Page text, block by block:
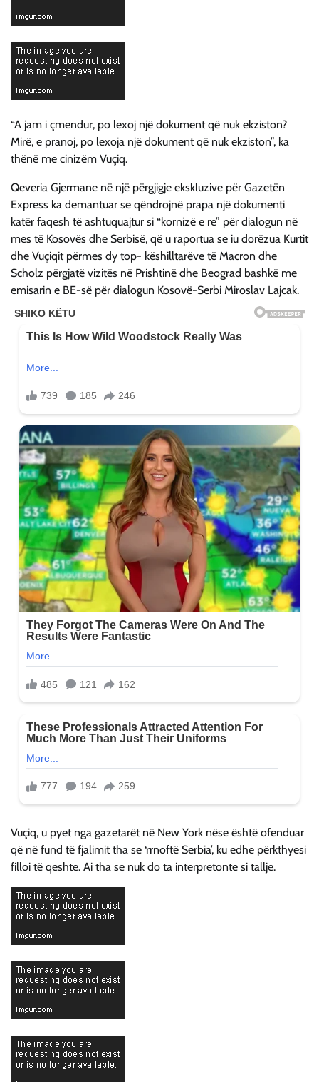
“A jam i çmendur, po lexoj një dokument që nuk ekziston?
Mirë, e pranoj, po lexoja një dokument që nuk ekziston”, ka
thënë me cinizëm Vuçiq.
Qeveria Gjermane në një përgjigje ekskluzive për Gazetën
Express ka demantuar se qëndrojnë prapa një dokumenti
katër faqesh të ashtuquajtur si “kornizë e re” për dialogun në
mes të Kosovës dhe Serbisë, që u raportua se iu dorëzua Kurtit
dhe Vuçiqit përmes dy top- këshilltarëve të Macron dhe
Scholz përgjatë vizitës në Prishtinë dhe Beograd bashkë me
emisarin e BE-së për dialogun Kosovë-Serbi Miroslav Lajcak.
Vuçiq, u pyet nga gazetarët në New York nëse është ofenduar
që në fund të fjalimit tha se ‘rrnoftë Serbia’, ku edhe përkthyesi
filloi të qeshte. Ai tha se nuk do ta interpretonte si tallje.